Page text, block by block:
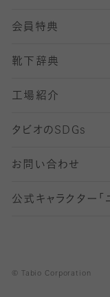
13分丈レギンス
Sサイズ（22～
Mサイズ（25～
Lサイズ（27～
足の疲れ対策
足の臭い対策
冷え対策
靴ずれ対策
快適な睡眠対策
会員特典
靴下辞典
工場紹介
タビオのSDGs
お問い合わせ
公式キャラクター「
© Tabio Corporation